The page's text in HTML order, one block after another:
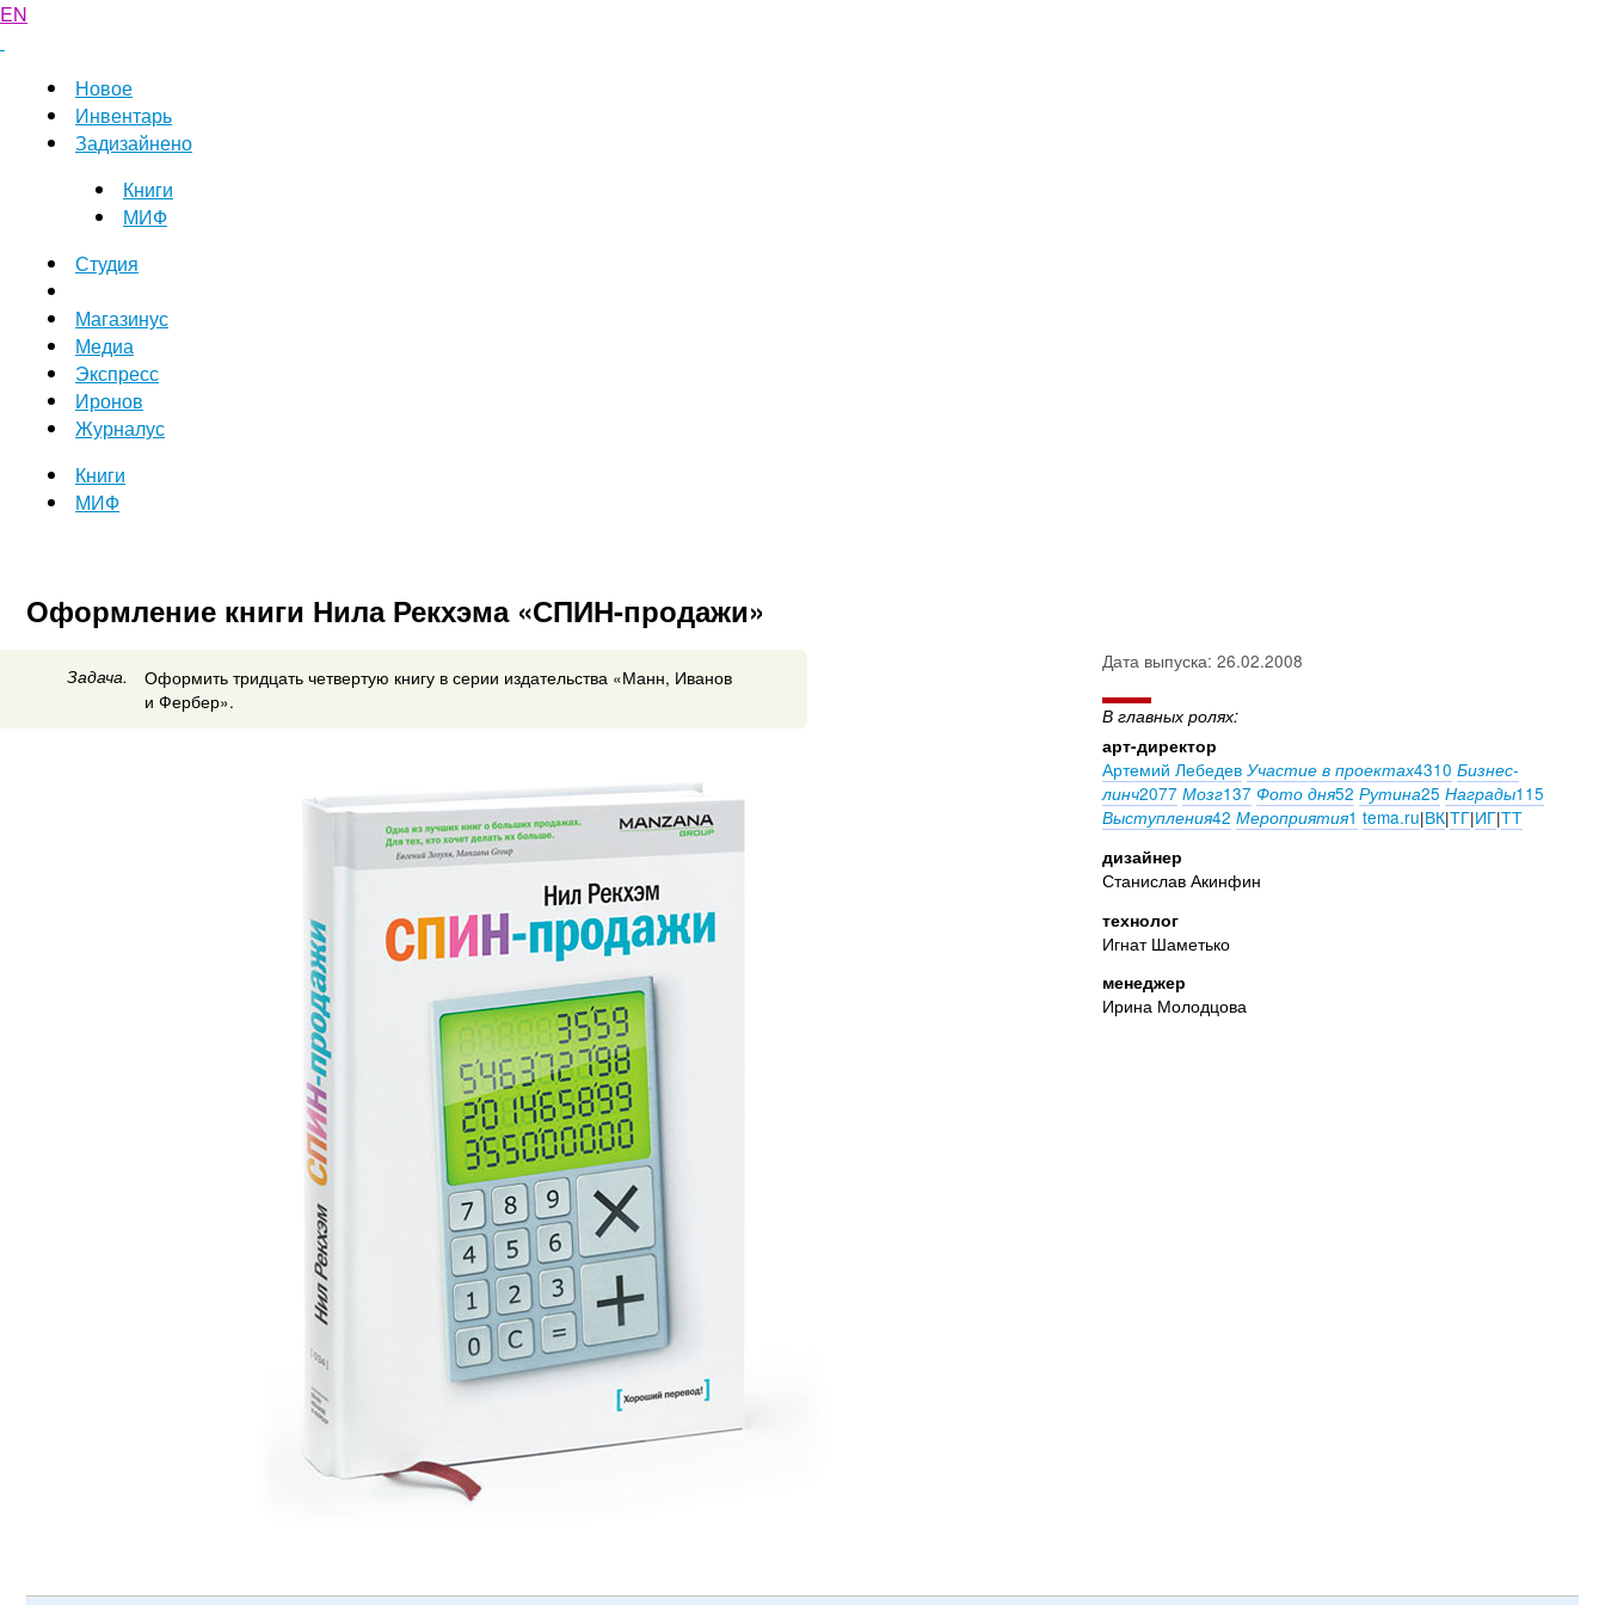
EN
Новое
Инвентарь
Задизайнено
Книги
МИФ
Студия
Магазинус
Медиа
Экспресс
Иронов
Журналус
Книги
МИФ
Оформление книги Нила Рекхэма «СПИН-продажи»
Задача.
Оформить тридцать четвертую книгу в серии издательства «Манн, Иванов
и Фербер».
Дата выпуска: 26.02.2008
В главных ролях:
арт-директор
Артемий Лебедев Участие в проектах4310 Бизнес-
линч2077 Мозг137 Фото дня52 Рутина25 Награды115
Выступления42 Мероприятия1 tema.ru|ВК|ТГ|ИГ|ТТ
дизайнер
Станислав Акинфин
технолог
Игнат Шаметько
менеджер
Ирина Молодцова